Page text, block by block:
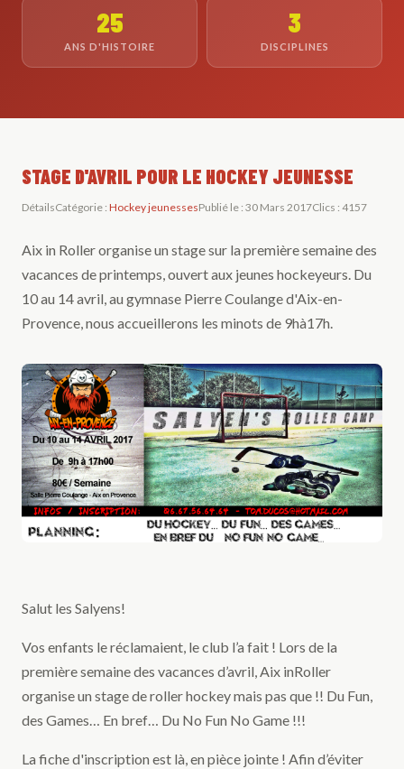
25
ANS D'HISTOIRE
3
DISCIPLINES
STAGE D'AVRIL POUR LE HOCKEY JEUNESSE
DétailsCatégorie : Hockey jeunessesPublié le : 30 Mars 2017Clics : 4157
Aix in Roller organise un stage sur la première semaine des
vacances de printemps, ouvert aux jeunes hockeyeurs. Du
10 au 14 avril, au gymnase Pierre Coulange d'Aix-en-
Provence, nous accueillerons les minots de 9hà17h.
Salut les Salyens!
Vos enfants le réclamaient, le club l’a fait ! Lors de la
première semaine des vacances d’avril, Aix inRoller
organise un stage de roller hockey mais pas que !! Du Fun,
des Games… En bref… Du No Fun No Game !!!
La fiche d'inscription est là, en pièce jointe ! Afin d’éviter